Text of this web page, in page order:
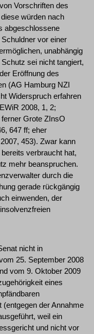
Vorschriften des
würden nach
abgeschlossene
vor einer
unabhängig
sei nicht tangiert,
Eröffnung des
(AG Hamburg NZI
Widerspruch erfahren
2008, 1, 2;
Grote ZInsO
647 ff; eher
453). Zwar kann
verbraucht hat,
mehr beanspruchen.
durch die
gerade rückgängig
einwenden, der
nicht in
25. September 2008
vom 9. Oktober 2009
eines
(entgegen der Annahme
weil ein
und nicht vor